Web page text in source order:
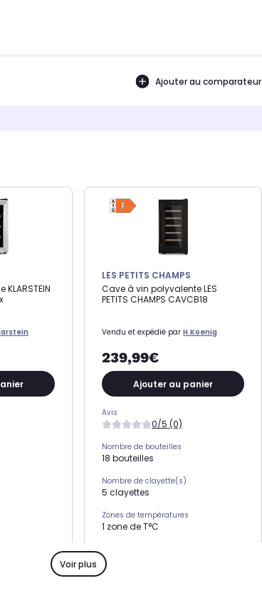
Ajouter au comparateur
LES PETITS CHAMPS
Cave à vin polyvalente LES
PETITS CHAMPS CAVCB18
Vendu et expédié par H.Koenig
239,99€
Ajouter au panier
Avis
0/5 (0)
Nombre de bouteilles
18 bouteilles
Nombre de clayette(s)
5 clayettes
Zones de températures
1 zone de T°C
34.5 x 66.7 x 48.5 cm
Voir plus